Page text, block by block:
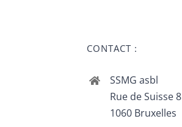
CONTACT :
SSMG asbl
Rue de Suisse 8
1060 Bruxelles